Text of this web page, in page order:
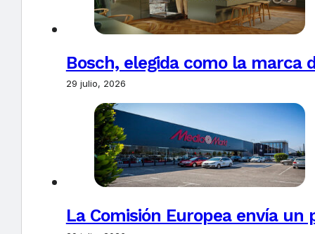
Bosch, elegida como la marca
29 julio, 2026
La Comisión Europea envía un